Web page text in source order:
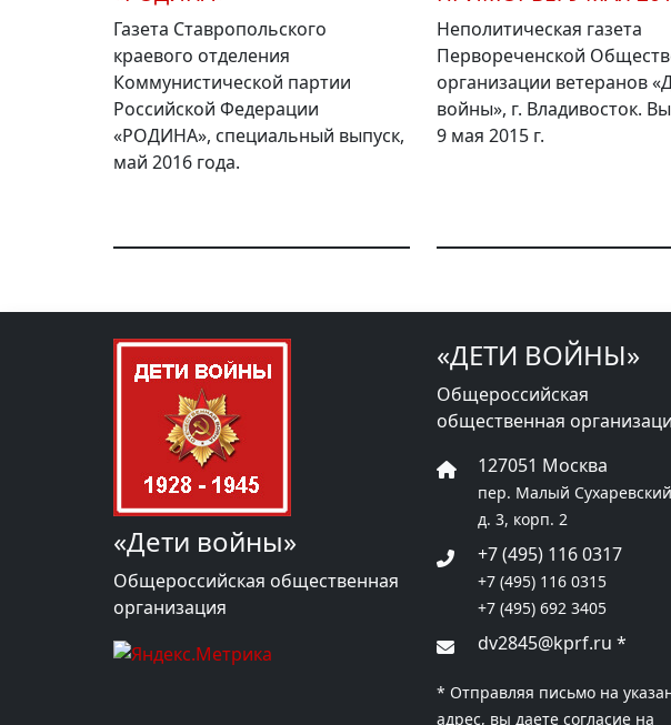
Газета Ставропольского
краевого отделения
Коммунистической партии
Российской Федерации
«РОДИНА», специальный выпуск,
май 2016 года.
Неполитическая газета
Первореченской
организации ветеранов
войны», г. Владивосток.
9 мая 2015 г.
«Дети войны»
Общероссийская общественная
организация
«ДЕТИ ВОЙНЫ»
Общероссийская
общественная
127051 Москва
пер. Малый
д. 3, корп. 2
+7 (495) 116 0317
+7 (495) 116 0315
+7 (495) 692 3405
dv2845@kprf.ru *
* Отправляя письмо на
адрес, вы даете согласие на